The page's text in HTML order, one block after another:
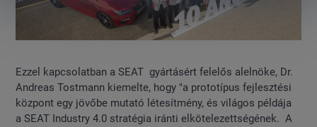
Ezzel kapcsolatban a SEAT gyártásért felelős alelnöke, Dr.
Andreas Tostmann kiemelte, hogy "a prototípus fejlesztési
központ egy jövőbe mutató létesítmény, és világos példája
a SEAT Industry 4.0 stratégia iránti elkötelezettségének. A